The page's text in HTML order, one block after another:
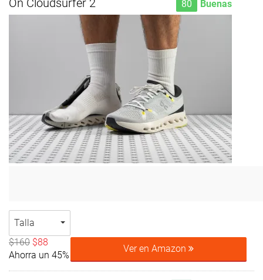
On Cloudsurfer 2 80 Buenas
Talla
$160 $88
Ahorra un 45%
Ver en Amazon